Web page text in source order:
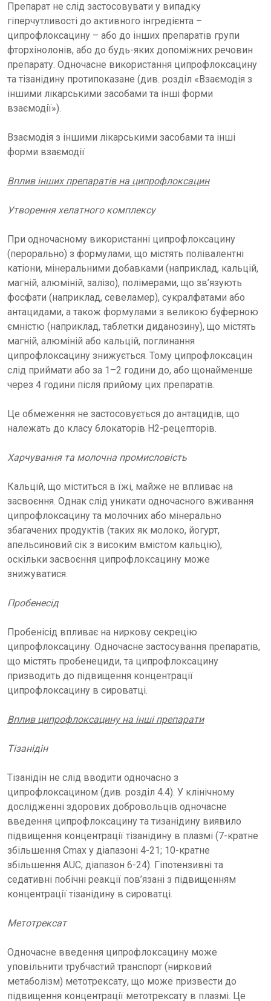
Препарат не слід застосовувати у випадку
гіперчутливості до активного інгредієнта –
ципрофлоксацину – або до інших препаратів групи
фторхінолонів, або до будь-яких допоміжних речовин
препарату. Одночасне використання ципрофлоксацину
та тізанідину протипоказане (див. розділ «Взаємодія з
іншими лікарськими засобами та інші форми
взаємодії»).
Взаємодія з іншими лікарськими засобами та інші
форми взаємодії
Вплив інших препаратів на ципрофлоксацин
Утворення хелатного комплексу
При одночасному використанні ципрофлоксацину
(перорально) з формулами, що містять полівалентні
катіони, мінеральними добавками (наприклад, кальцій,
магній, алюміній, залізо), полімерами, що зв’язують
фосфати (наприклад, севеламер), сукралфатами або
антацидами, а також формулами з великою буферною
ємністю (наприклад, таблетки диданозину), що містять
магній, алюміній або кальцій, поглинання
ципрофлоксацину знижується. Тому ципрофлоксацин
слід приймати або за 1–2 години до, або щонайменше
через 4 години після прийому цих препаратів.
Це обмеження не застосовується до антацидів, що
належать до класу блокаторів H2-рецепторів.
Харчування та молочна промисловість
Кальцій, що міститься в їжі, майже не впливає на
засвоєння. Однак слід уникати одночасного вживання
ципрофлоксацину та молочних або мінерально
збагачених продуктів (таких як молоко, йогурт,
апельсиновий сік з високим вмістом кальцію),
оскільки засвоєння ципрофлоксацину може
знижуватися.
Пробенесід
Пробенісід впливає на ниркову секрецію
ципрофлоксацину. Одночасне застосування препаратів,
що містять пробенециди, та ципрофлоксацину
призводить до підвищення концентрації
ципрофлоксацину в сироватці.
Вплив ципрофлоксацину на інші препарати
Тізанідін
Тізанідін не слід вводити одночасно з
ципрофлоксацином (див. розділ 4.4). У клінічному
дослідженні здорових добровольців одночасне
введення ципрофлоксацину та тизанідину виявило
підвищення концентрації тізанідину в плазмі (7-кратне
збільшення Cmax у діапазоні 4-21; 10-кратне
збільшення AUC, діапазон 6-24). Гіпотензивні та
седативні побічні реакції пов’язані з підвищенням
концентрації тізанідину в сироватці.
Метотрексат
Одночасне введення ципрофлоксацину може
уповільнити трубчастий транспорт (нирковий
метаболізм) метотрексату, що може призвести до
підвищення концентрації метотрексату в плазмі. Це